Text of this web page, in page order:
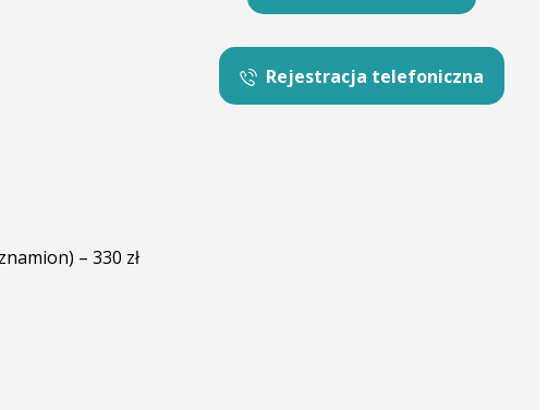
– 330 zł
Rejestracja telefoniczna